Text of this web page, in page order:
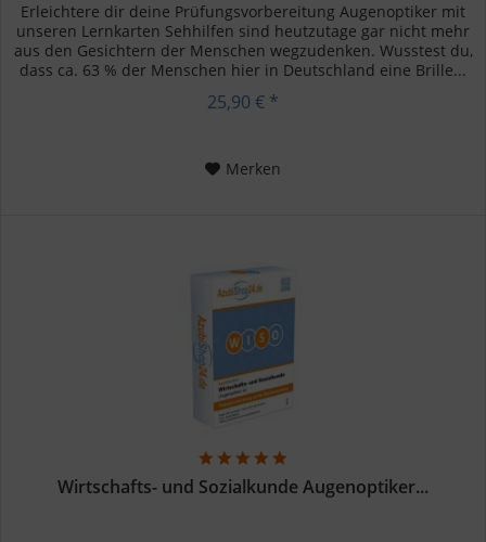
Erleichtere dir deine Prüfungsvorbereitung Augenoptiker mit
unseren Lernkarten Sehhilfen sind heutzutage gar nicht mehr
aus den Gesichtern der Menschen wegzudenken. Wusstest du,
dass ca. 63 % der Menschen hier in Deutschland eine Brille...
25,90 € *
Merken
Wirtschafts- und Sozialkunde Augenoptiker...